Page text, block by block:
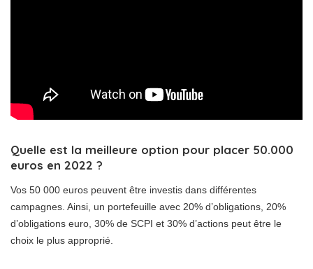
Quelle est la meilleure option pour placer 50.000
euros en 2022 ?
Vos 50 000 euros peuvent être investis dans différentes
campagnes. Ainsi, un portefeuille avec 20% d’obligations, 20%
d’obligations euro, 30% de SCPI et 30% d’actions peut être le
choix le plus approprié.